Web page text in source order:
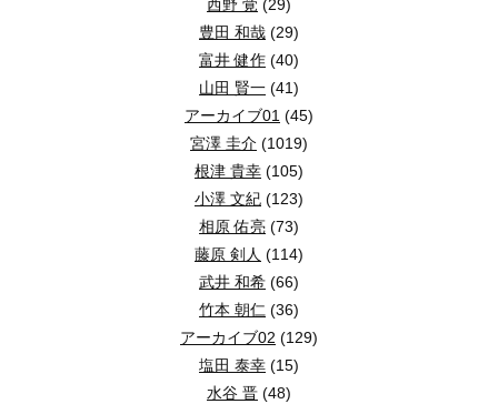
西野 覚 (29)
豊田 和哉 (29)
富井 健作 (40)
山田 賢一 (41)
アーカイブ01 (45)
宮澤 圭介 (1019)
根津 貴幸 (105)
小澤 文紀 (123)
相原 佑亮 (73)
藤原 剣人 (114)
武井 和希 (66)
竹本 朝仁 (36)
アーカイブ02 (129)
塩田 泰幸 (15)
水谷 晋 (48)